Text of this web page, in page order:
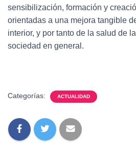
sensibilización, formación y
orientadas a una mejora tangible
interior, y por tanto de la salud de
sociedad en general.
Categorías: ACTUALIDAD